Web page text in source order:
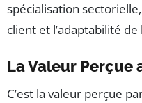
spécialisation
client et l’adaptabilité
La Valeur Perçue
C’est la valeur perçue